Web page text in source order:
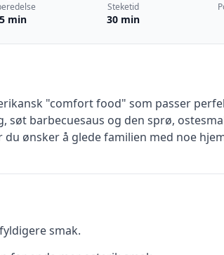
min
Steketid
30 min
"comfort food" som passer
barbecuesaus og den sprø,
ønsker å glede familien med noe
smak.